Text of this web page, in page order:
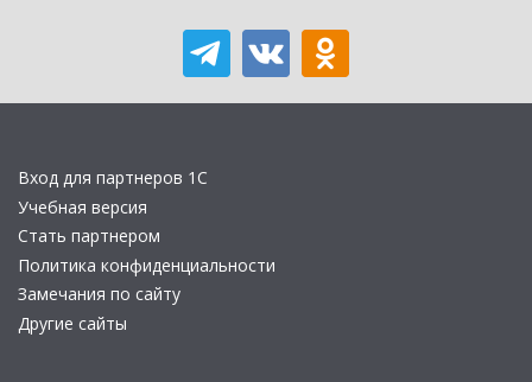
Вход для партнеров 1С
Учебная версия
Стать партнером
Политика конфиденциальности
Замечания по сайту
Другие сайты